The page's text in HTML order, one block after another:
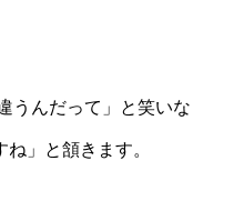
うんだって」と笑いな
」と頷きます。